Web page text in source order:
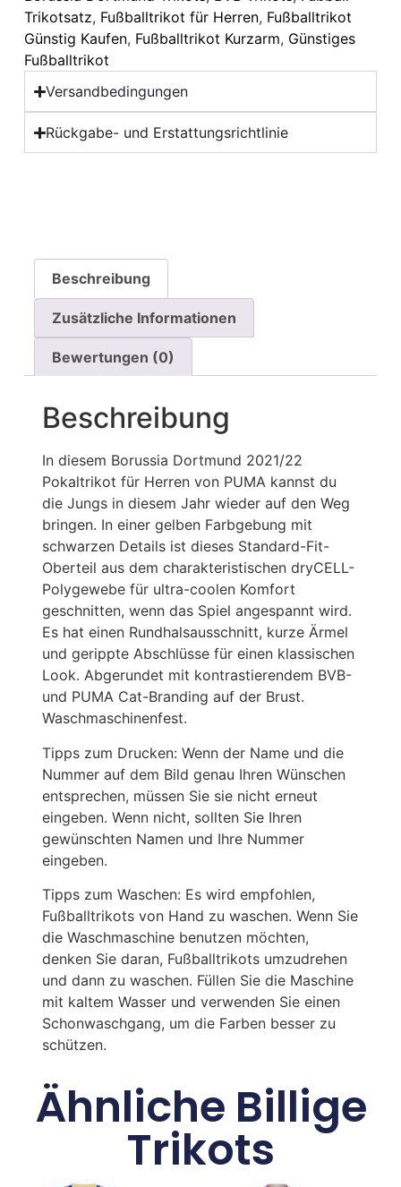
Trikotsatz, Fußballtrikot für Herren, Fußballtrikot
Günstig Kaufen, Fußballtrikot Kurzarm, Günstiges
Fußballtrikot
Versandbedingungen
Rückgabe- und Erstattungsrichtlinie
Beschreibung
Zusätzliche Informationen
Bewertungen (0)
Beschreibung
In diesem Borussia Dortmund 2021/22
Pokaltrikot für Herren von PUMA kannst du
die Jungs in diesem Jahr wieder auf den Weg
bringen. In einer gelben Farbgebung mit
schwarzen Details ist dieses Standard-Fit-
Oberteil aus dem charakteristischen dryCELL-
Polygewebe für ultra-coolen Komfort
geschnitten, wenn das Spiel angespannt wird.
Es hat einen Rundhalsausschnitt, kurze Ärmel
und gerippte Abschlüsse für einen klassischen
Look. Abgerundet mit kontrastierendem BVB-
und PUMA Cat-Branding auf der Brust.
Waschmaschinenfest.
Tipps zum Drucken: Wenn der Name und die
Nummer auf dem Bild genau Ihren Wünschen
entsprechen, müssen Sie sie nicht erneut
eingeben. Wenn nicht, sollten Sie Ihren
gewünschten Namen und Ihre Nummer
eingeben.
Tipps zum Waschen: Es wird empfohlen,
Fußballtrikots von Hand zu waschen. Wenn Sie
die Waschmaschine benutzen möchten,
denken Sie daran, Fußballtrikots umzudrehen
und dann zu waschen. Füllen Sie die Maschine
mit kaltem Wasser und verwenden Sie einen
Schonwaschgang, um die Farben besser zu
schützen.
Ähnliche Billige
Trikots